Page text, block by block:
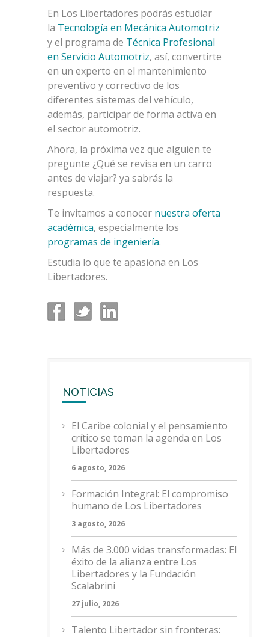
En Los Libertadores podrás estudiar
la Tecnología en Mecánica Automotriz
y el programa de Técnica Profesional
en Servicio Automotriz, así, convertirte
en un experto en el mantenimiento
preventivo y correctivo de los
diferentes sistemas del vehículo,
además, participar de forma activa en
el sector automotriz.
Ahora, la próxima vez que alguien te
pregunte ¿Qué se revisa en un carro
antes de viajar? ya sabrás la
respuesta.
Te invitamos a conocer nuestra oferta
académica, especialmente los
programas de ingeniería.
Estudia lo que te apasiona en Los
Libertadores.
NOTICIAS
El Caribe colonial y el pensamiento
crítico se toman la agenda en Los
Libertadores
6 agosto, 2026
Formación Integral: El compromiso
humano de Los Libertadores
3 agosto, 2026
Más de 3.000 vidas transformadas: El
éxito de la alianza entre Los
Libertadores y la Fundación
Scalabrini
27 julio, 2026
Talento Libertador sin fronteras: